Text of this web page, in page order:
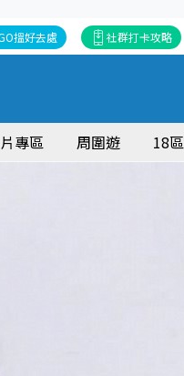
社群打卡攻略
搵好去處
專區 周圍遊 18